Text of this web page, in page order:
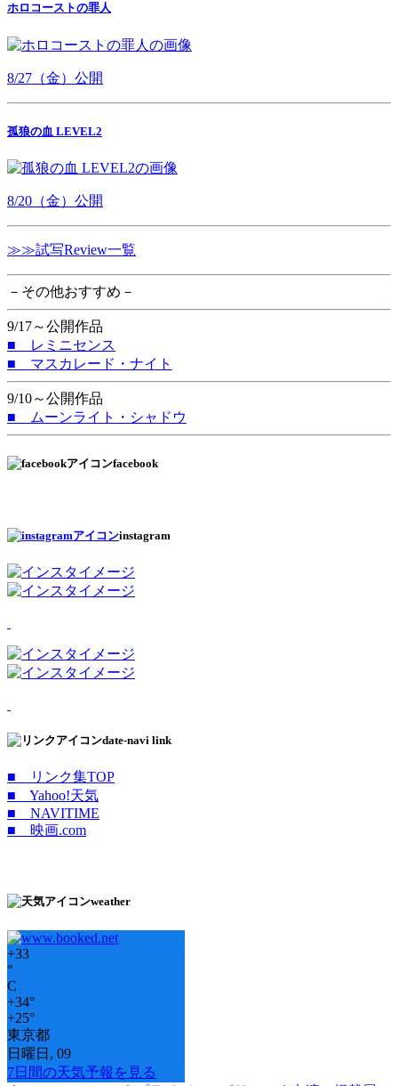
ホロコーストの罪人
8/27（金）公開
孤狼の血 LEVEL2
8/20（金）公開
≫≫試写Review一覧
－その他おすすめ－
9/17～公開作品
■ レミニセンス
■ マスカレード・ナイト
9/10～公開作品
■ ムーンライト・シャドウ
facebook
instagram
date-navi link
■ リンク集TOP
■ Yahoo!天気
■ NAVITIME
■ 映画.com
weather
+33
°
C
+34°
+25°
東京都
日曜日, 09
7日間の天気予報を見る